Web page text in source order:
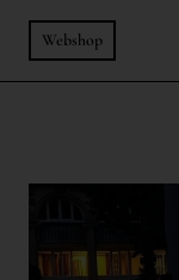
Webshop